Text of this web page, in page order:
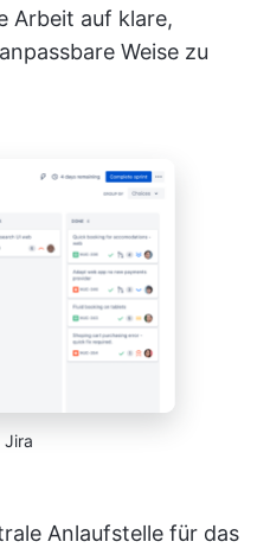
Arbeit auf klare,
Weise zu
Jira
Anlaufstelle für das